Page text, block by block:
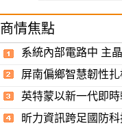
商情焦點
系統內部電路中 主
屏南偏鄉智慧韌性
英特蒙以新一代即
昕力資訊跨足國防